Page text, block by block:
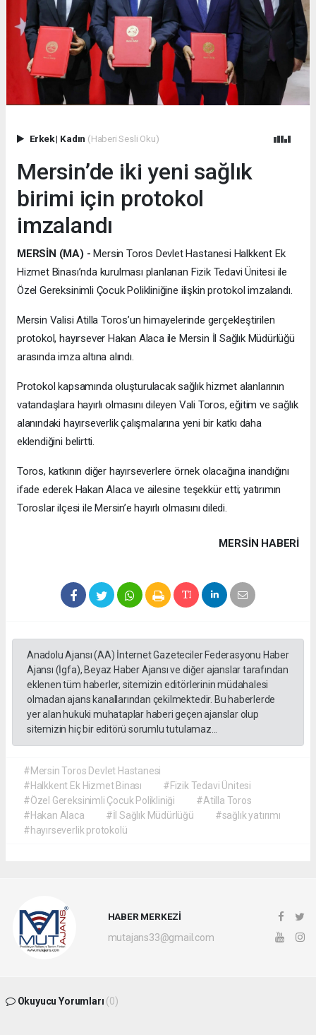
Erkek| Kadın (Haberi Sesli Oku)
Mersin’de iki yeni sağlık
birimi için protokol
imzalandı
MERSİN (MA) - Mersin Toros Devlet Hastanesi Halkkent Ek
Hizmet Binası’nda kurulması planlanan Fizik Tedavi Ünitesi ile
Özel Gereksinimli Çocuk Polikliniğine ilişkin protokol imzalandı.
Mersin Valisi Atilla Toros’un himayelerinde gerçekleştirilen
protokol, hayırsever Hakan Alaca ile Mersin İl Sağlık Müdürlüğü
arasında imza altına alındı.
Protokol kapsamında oluşturulacak sağlık hizmet alanlarının
vatandaşlara hayırlı olmasını dileyen Vali Toros, eğitim ve sağlık
alanındaki hayırseverlik çalışmalarına yeni bir katkı daha
eklendiğini belirtti.
Toros, katkının diğer hayırseverlere örnek olacağına inandığını
ifade ederek Hakan Alaca ve ailesine teşekkür etti; yatırımın
Toroslar ilçesi ile Mersin’e hayırlı olmasını diledi.
MERSIN HABERİ
Anadolu Ajansı (AA) İnternet Gazeteciler Federasyonu Haber
Ajansı (İgfa), Beyaz Haber Ajansı ve diğer ajanslar tarafından
eklenen tüm haberler, sitemizin editörlerinin müdahalesi
olmadan ajans kanallarından çekilmektedir. Bu haberlerde
yer alan hukuki muhataplar haberi geçen ajanslar olup
sitemizin hiç bir editörü sorumlu tutulamaz...
#Mersin Toros Devlet Hastanesi
#Halkkent Ek Hizmet Binası
#Fizik Tedavi Ünitesi
#Özel Gereksinimli Çocuk Polikliniği
#Atilla Toros
#Hakan Alaca
#İl Sağlık Müdürlüğü
#sağlık yatırımı
#hayırseverlik protokolü
HABER MERKEZİ
mutajans33@gmail.com
Okuyucu Yorumları (0)